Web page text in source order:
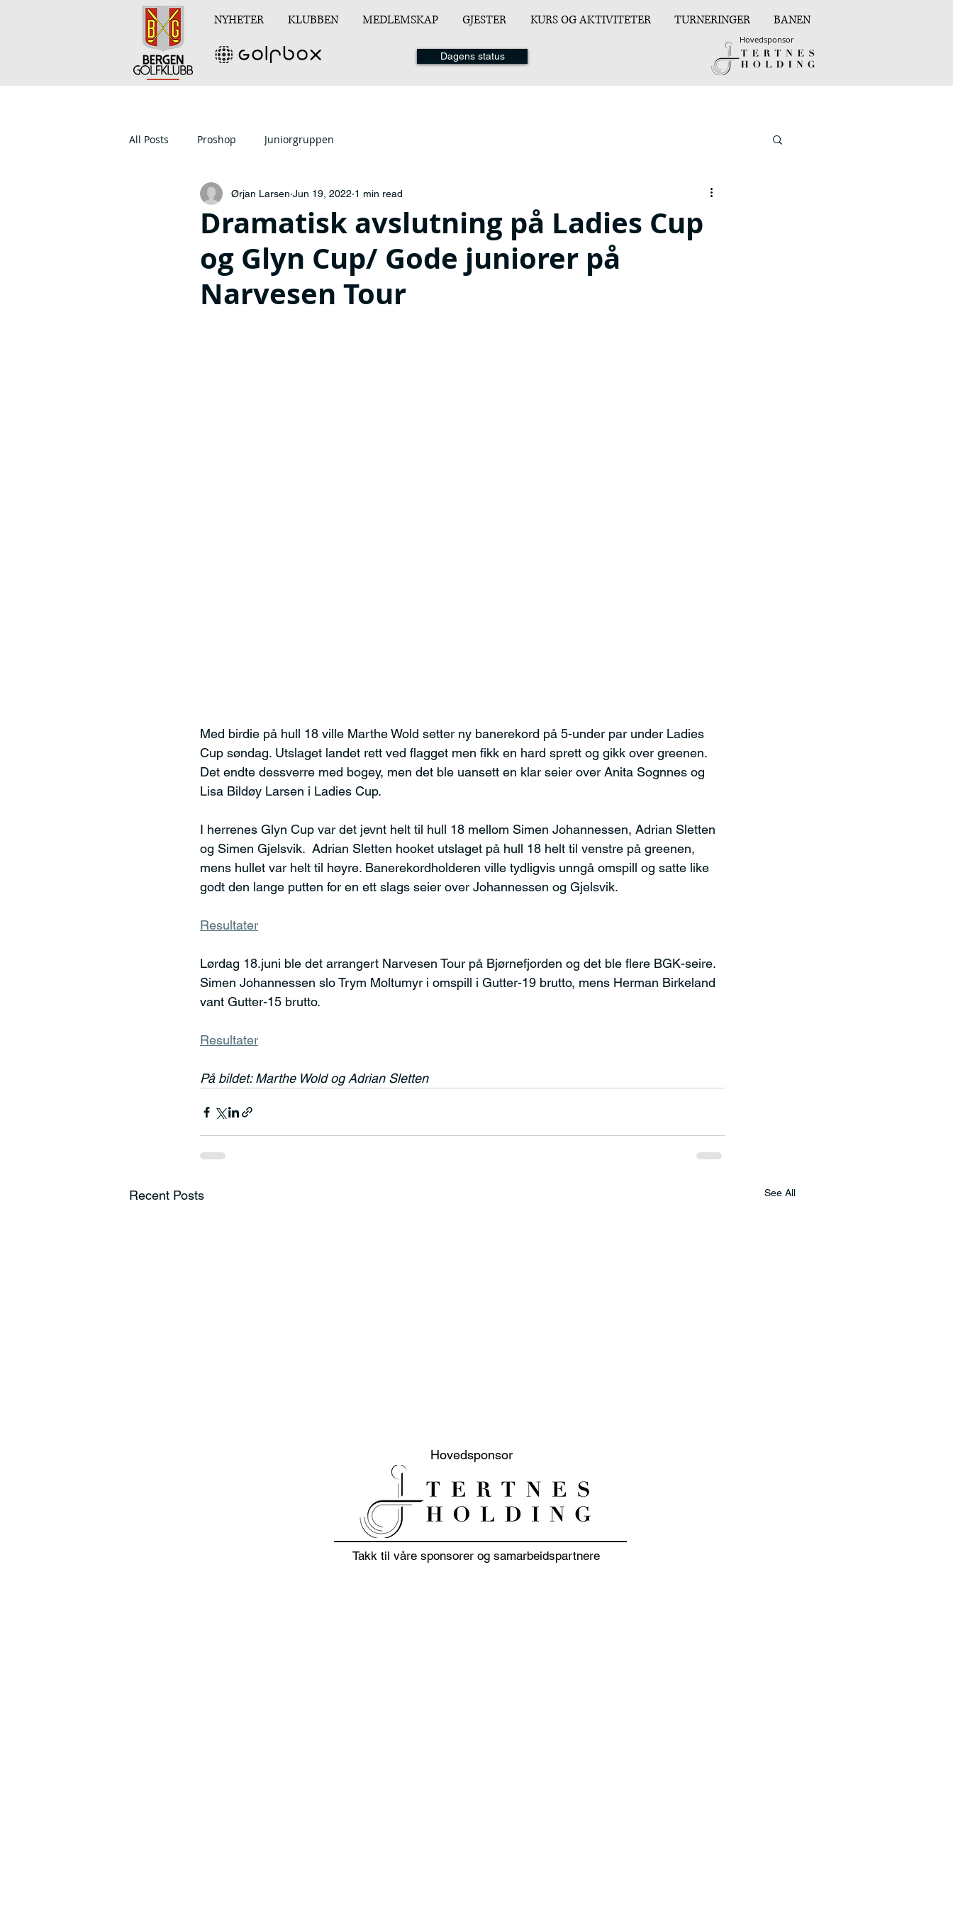
NYHETER KLUBBEN MEDLEMSKAP GJESTER KURS OG AKTIVITETER TURNERINGER BANEN
Dagens status
Hovedsponsor
All Posts Proshop Juniorgruppen
Dramatisk avslutning på Ladies Cup
og Glyn Cup/ Gode juniorer på
Narvesen Tour
Ørjan Larsen Jun 19, 2022 1 min read
Med birdie på hull 18 ville Marthe Wold setter ny banerekord på 5-under par under Ladies
Cup søndag. Utslaget landet rett ved flagget men fikk en hard sprett og gikk over greenen.
Det endte dessverre med bogey, men det ble uansett en klar seier over Anita Sognnes og
Lisa Bildøy Larsen i Ladies Cup.
I herrenes Glyn Cup var det jevnt helt til hull 18 mellom Simen Johannessen, Adrian Sletten
og Simen Gjelsvik.  Adrian Sletten hooket utslaget på hull 18 helt til venstre på greenen,
mens hullet var helt til høyre. Banerekordholderen ville tydligvis unngå omspill og satte like
godt den lange putten for en ett slags seier over Johannessen og Gjelsvik.
Resultater
Lørdag 18.juni ble det arrangert Narvesen Tour på Bjørnefjorden og det ble flere BGK-seire.
Simen Johannessen slo Trym Moltumyr i omspill i Gutter-19 brutto, mens Herman Birkeland
vant Gutter-15 brutto.
Resultater
På bildet: Marthe Wold og Adrian Sletten
Recent Posts See All
20% sommer salg på klær
Hovedsponsor
Takk til våre sponsorer og samarbeidspartnere